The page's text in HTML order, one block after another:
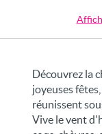
Découvrez la
joyeuses
réunissent
Vive le vent